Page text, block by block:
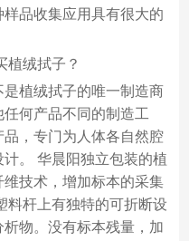
品收集应用具有很大的
植绒拭子？
植绒拭子的唯一制造商
何产品不同的制造工
，专门为人体各自然腔
。 华晨阳独立包装的植
技术，增加标本的采集
料杆上有独特的可折断设
物。没有标本残量，加